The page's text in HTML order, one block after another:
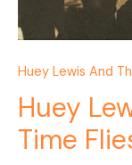
Huey Lewis And
Huey
Time